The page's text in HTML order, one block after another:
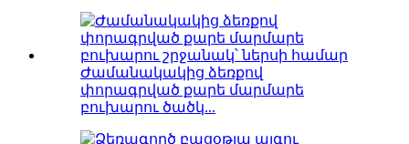
Ժամանակակից ձեռքով
փորագրված քարե մարմարե
բուխարու ծածկ...